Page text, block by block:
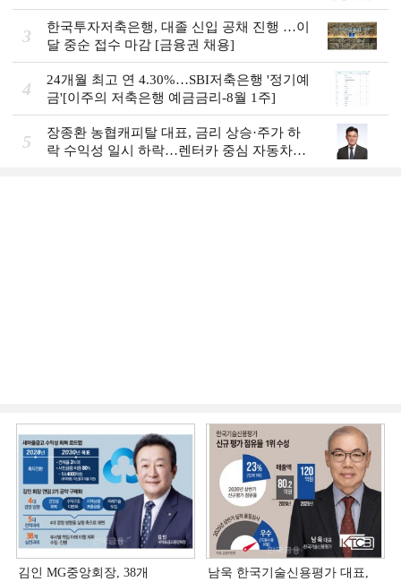
주]
3
한국투자저축은행, 대졸 신입 공채 진행 …이
달 중순 접수 마감 [금융권 채용]
4
24개월 최고 연 4.30%…SBI저축은행 '정기예
금'[이주의 저축은행 예금금리-8월 1주]
5
장종환 농협캐피탈 대표, 금리 상승·주가 하
락 수익성 일시 하락…렌터카 중심 자동차금
김인 MG중앙회장, 38개
남욱 한국기술신용평가 대표,